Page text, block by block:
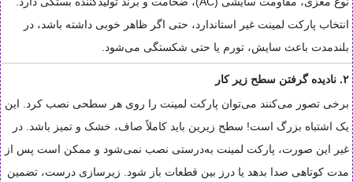
انتخاب پارکت لمینت غیر استاندارد، حتی اگر ظاهر خوبی داشته باشد، در
بلندمدت باعث سایش، تورم یا حتی شکستگی می‌شود.
۲. نادیده گرفتن سطح زیر کار
برخی تصور می‌کنند می‌توان پارکت لمینت را روی هر سطحی نصب کرد. این
یک اشتباه بزرگ است! سطح زیرین باید کاملاً صاف، خشک و تمیز باشد. در
غیر این صورت، پارکت لمینت به‌درستی نصب نمی‌شود و ممکن است پس از
مدت کوتاهی صدا بدهد یا درز بین قطعات باز شود. زیرسازی درست، تضمین